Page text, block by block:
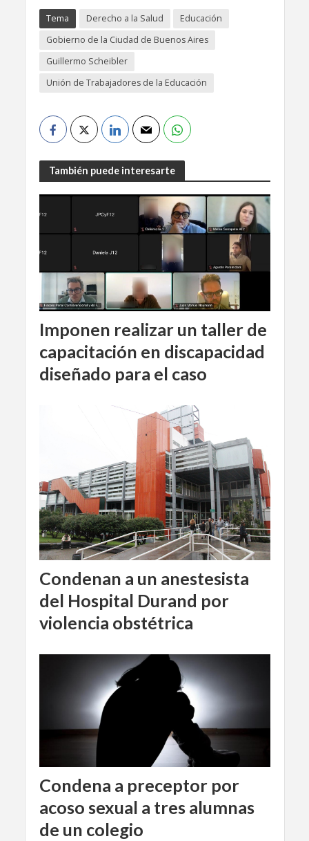
Tema Derecho a la Salud
Educación
Gobierno de la Ciudad de Buenos Aires
Guillermo Scheibler
Unión de Trabajadores de la Educación
También puede interesarte
Imponen realizar un taller de
capacitación en discapacidad
diseñado para el caso
Condenan a un anestesista
del Hospital Durand por
violencia obstétrica
Condena a preceptor por
acoso sexual a tres alumnas
de un colegio